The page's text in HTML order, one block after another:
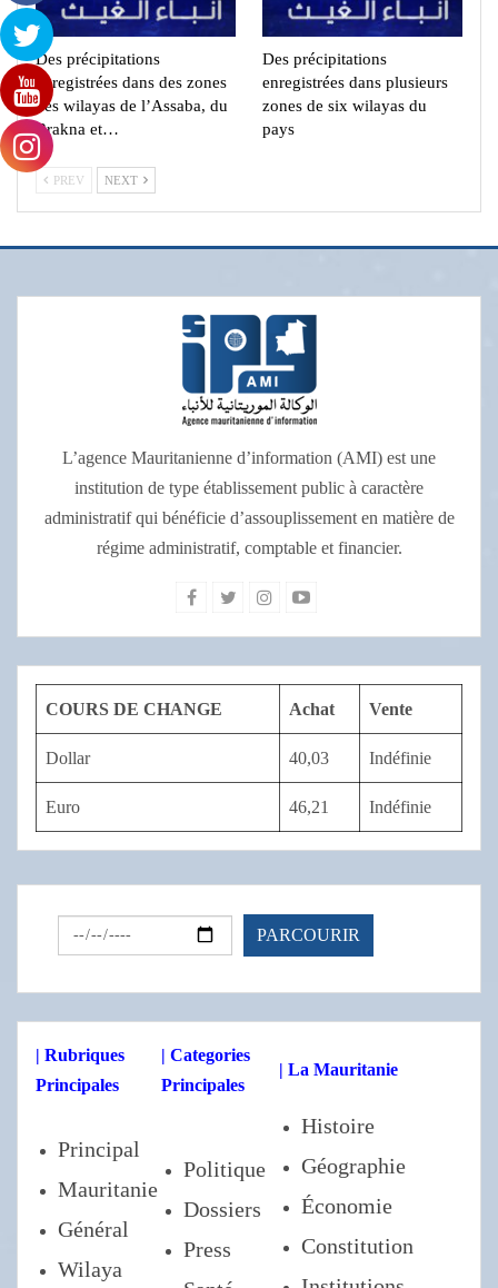
Des précipitations
enregistrées dans des zones
des wilayas de l’Assaba, du
Brakna et…
Des précipitations
enregistrées dans plusieurs
zones de six wilayas du
pays
PREV NEXT
L’agence Mauritanienne d’information (AMI) est une
institution de type établissement public à caractère
administratif qui bénéficie d’assouplissement en matière de
régime administratif, comptable et financier.
COURS DE CHANGE Achat Vente
Dollar 40,03 Indéfinie
Euro 46,21 Indéfinie
| Rubriques
Principales
| Categories
Principales
| La Mauritanie
Principal
Mauritanie
Général
Wilaya
Politique
Dossiers
Press
Histoire
Géographie
Économie
Constitution